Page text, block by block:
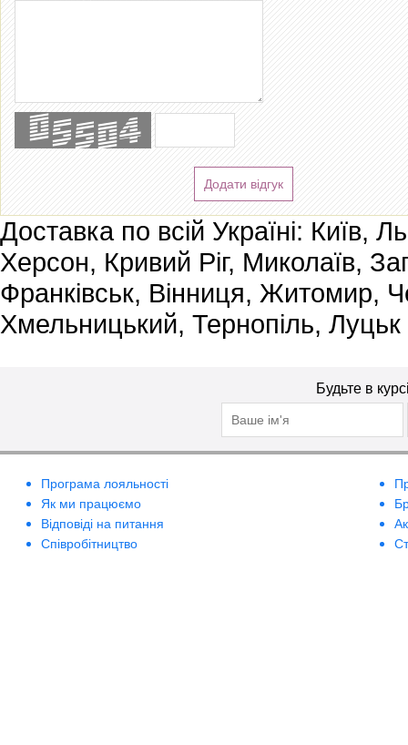
Додати відгук
Доставка по всій Україні: Київ,
Херсон, Кривий Ріг, Миколаїв,
Франківськ, Вінниця, Житомир,
Хмельницький, Тернопіль, Луцьк
Будьте в
Програма лояльності
Як ми працюємо
Відповіді на питання
Співробітництво